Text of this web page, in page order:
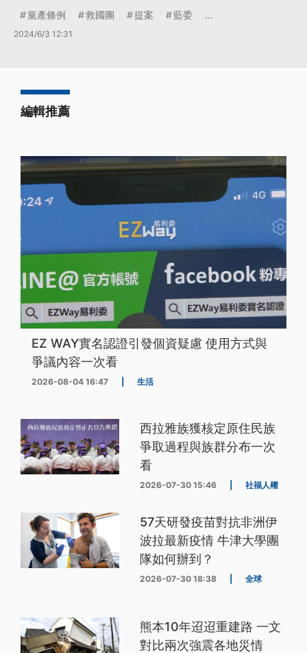
黨產條例 救國團 提案 藍委 ...
2024/6/3 12:31
編輯推薦
EZ WAY實名認證引發個資疑慮 使用方式與
爭議內容一次看
2026-08-04 16:47 生活
西拉雅族獲核定原住民族
爭取過程與族群分布一次
看
2026-07-30 15:46 社福人權
57天研發疫苗對抗非洲伊
波拉最新疫情 牛津大學團
隊如何辦到？
2026-07-30 18:38 全球
熊本10年迢迢重建路 一文
對比兩次強震各地災情